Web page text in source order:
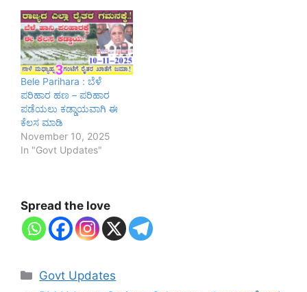
Bele Parihara : ಬೆಳೆ
ಪರಿಹಾರ ಹಣ – ಪರಿಹಾರ
ಪಡೆಯಲು ಕಡ್ಡಾಯವಾಗಿ ಈ
ಕೆಲಸ ಮಾಡಿ
November 10, 2025
In "Govt Updates"
Spread the love
Categories
Govt Updates